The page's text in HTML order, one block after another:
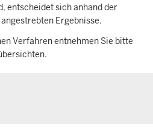
entscheidet sich anhand der
Ergebnisse.
Verfahren entnehmen Sie bitte